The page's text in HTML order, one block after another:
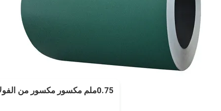
0.75ملم مكسور مكسور من الفولاذ المسبق الطلاء